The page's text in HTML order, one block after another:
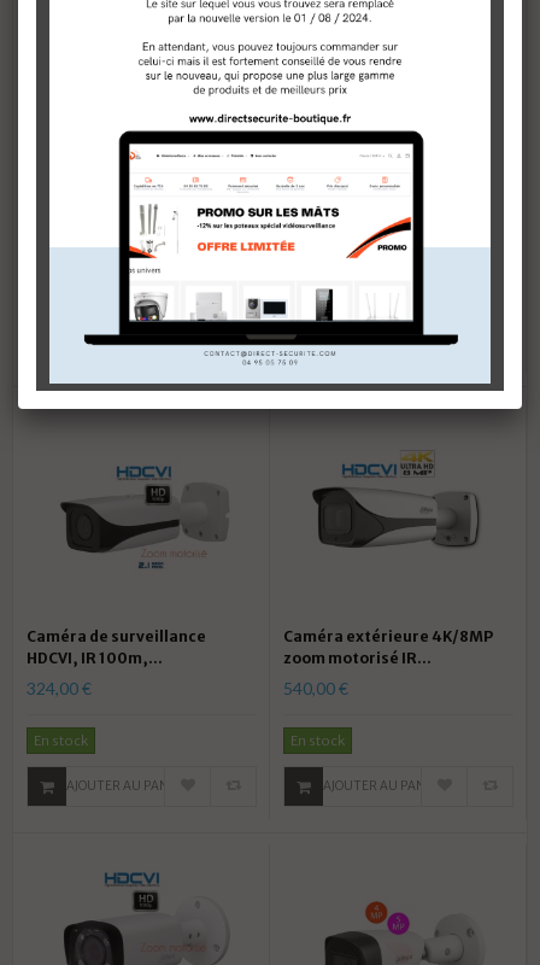
Camera de surveillance zoom
AJOUTER AU PANIER
Caméra de surveillance 1080P
HDCVI focale...
169,00 €
En stock
AJOUTER AU PANIER
Caméra de surveillance
HDCVI, IR 100m,...
324,00 €
En stock
AJOUTER AU PANIER
Caméra extérieure 4K/8MP
zoom motorisé IR...
540,00 €
En stock
AJOUTER AU PANIER